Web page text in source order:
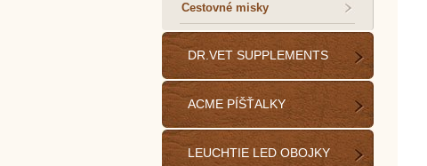
Cestovné misky
DR.VET SUPPLEMENTS
ACME PÍŠŤALKY
LEUCHTIE LED OBOJKY